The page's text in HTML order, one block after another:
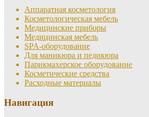
Аппаратная косметология
Косметологическая мебель
Медицинские приборы
Медицинская мебель
SPA-оборудование
Для маникюра и педикюра
Парикмахерское оборудование
Косметические средства
Расходные материалы
Навигация